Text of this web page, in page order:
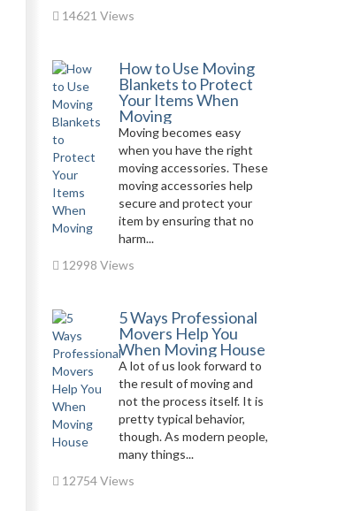
14621 Views
How to Use Moving
Blankets to Protect
Your Items When
Moving
Moving becomes easy
when you have the right
moving accessories. These
moving accessories help
secure and protect your
item by ensuring that no
harm...
12998 Views
5 Ways Professional
Movers Help You
When Moving House
A lot of us look forward to
the result of moving and
not the process itself. It is
pretty typical behavior,
though. As modern people,
many things...
12754 Views